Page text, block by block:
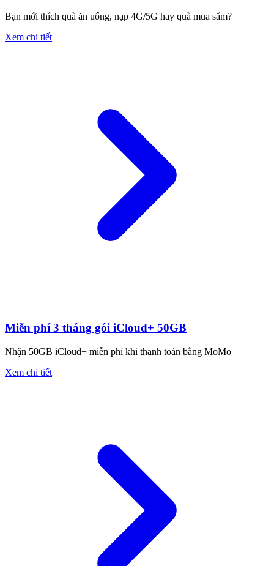
Bạn mới thích quà ăn uống, nạp 4G/5G hay quà mua sắm?
Xem chi tiết
Miễn phí 3 tháng gói iCloud+ 50GB
Nhận 50GB iCloud+ miễn phí khi thanh toán bằng MoMo
Xem chi tiết